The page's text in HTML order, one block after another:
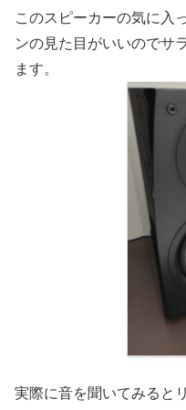
このスピーカーの気に入
ンの見た目がいいのでサ
ます。
実際に音を聞いてみると